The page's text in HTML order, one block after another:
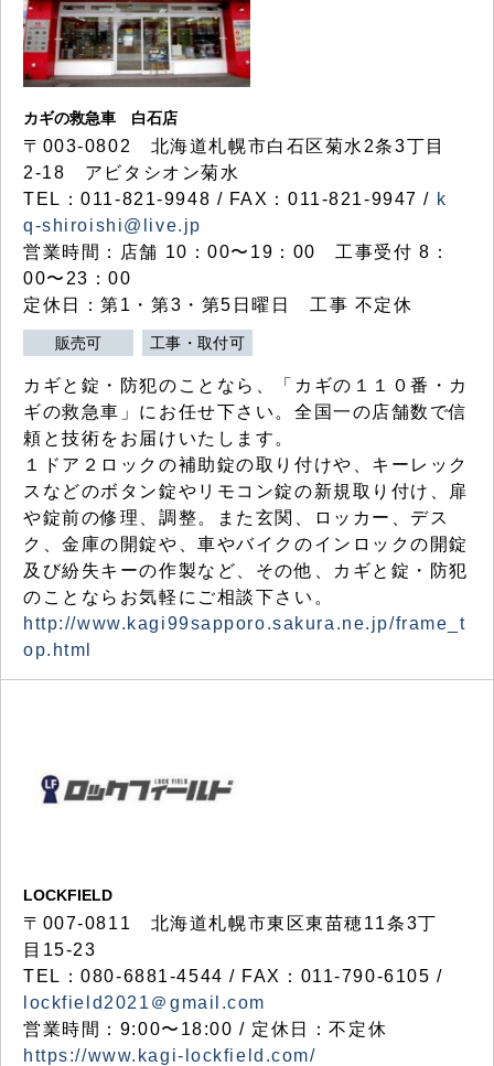
カギの救急車 白石店
〒003-0802 北海道札幌市白石区菊水2条3丁目
2-18 アビタシオン菊水
TEL：011-821-9948 / FAX：011-821-9947 / k
q-shiroishi@live.jp
営業時間：店舗 10：00〜19：00 工事受付 8：
00〜23：00
定休日：第1・第3・第5日曜日 工事 不定休
販売可 工事・取付可
カギと錠・防犯のことなら、「カギの１１０番・カ
ギの救急車」にお任せ下さい。全国一の店舗数で信
頼と技術をお届けいたします。
１ドア２ロックの補助錠の取り付けや、キーレック
スなどのボタン錠やリモコン錠の新規取り付け、扉
や錠前の修理、調整。また玄関、ロッカー、デス
ク、金庫の開錠や、車やバイクのインロックの開錠
及び紛失キーの作製など、その他、カギと錠・防犯
のことならお気軽にご相談下さい。
http://www.kagi99sapporo.sakura.ne.jp/frame_t
op.html
LOCKFIELD
〒007-0811 北海道札幌市東区東苗穂11条3丁
目15-23
TEL：080-6881-4544 / FAX：011-790-6105 /
lockfield2021＠gmail.com
営業時間：9:00〜18:00 / 定休日：不定休
https://www.kagi-lockfield.com/